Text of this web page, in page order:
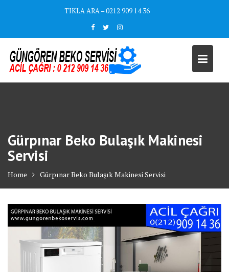
TIKLA ARA – 0212 909 14 36
Gürpınar Beko Bulaşık Makinesi
Servisi
Home Gürpınar Beko Bulaşık Makinesi Servisi